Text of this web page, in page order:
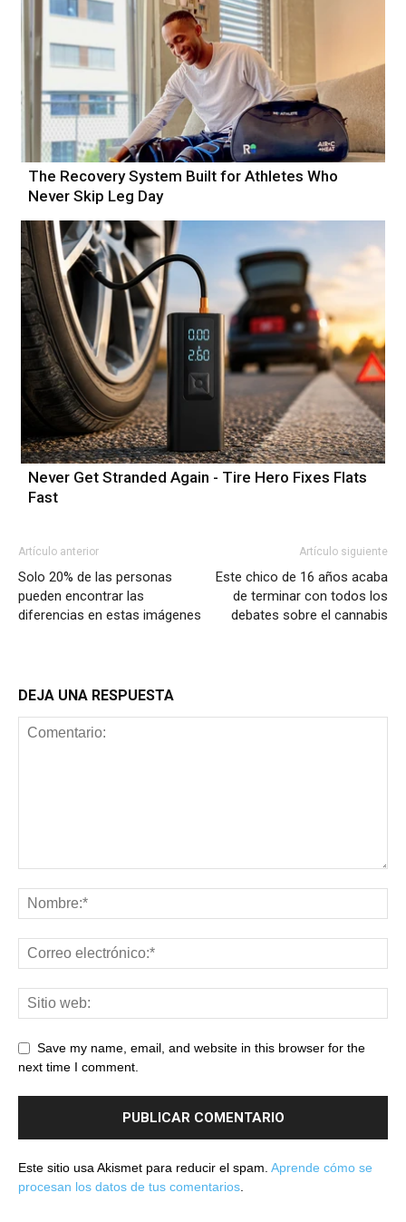
The Recovery System Built for Athletes Who
Never Skip Leg Day
Never Get Stranded Again - Tire Hero Fixes Flats
Fast
Artículo anterior
Solo 20% de las personas
pueden encontrar las
diferencias en estas imágenes
Artículo siguiente
Este chico de 16 años acaba
de terminar con todos los
debates sobre el cannabis
DEJA UNA RESPUESTA
Save my name, email, and website in this browser for the
next time I comment.
Este sitio usa Akismet para reducir el spam. Aprende cómo se
procesan los datos de tus comentarios.